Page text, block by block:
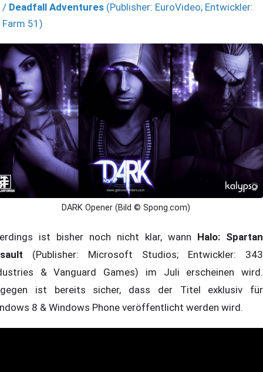
/ Deadfall Adventures (Publisher: EuroVideo; Entwickler:
Farm 51)
DARK Opener (Bild © Spong.com)
ist bisher noch nicht klar, wann Halo: Spartan
(Publisher: Microsoft Studios; Entwickler: 343
& Vanguard Games) im Juli erscheinen wird.
ist bereits sicher, dass der Titel exklusiv für
8 & Windows Phone veröffentlicht werden wird.